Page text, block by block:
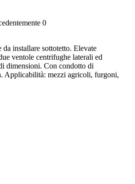
0
installare sottotetto. Elevate
ventole centrifughe laterali ed
dimensioni. Con condotto di
Applicabilità: mezzi agricoli, furgoni,